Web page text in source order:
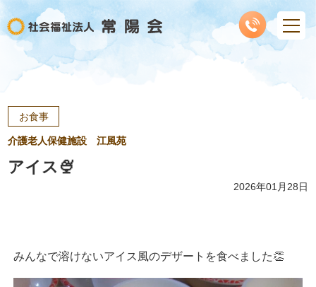
お食事
介護老人保健施設 江風苑
アイス🍨
2026年01月28日
みんなで溶けないアイス風のデザートを食べました👏